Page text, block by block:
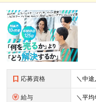
応募資格
給与